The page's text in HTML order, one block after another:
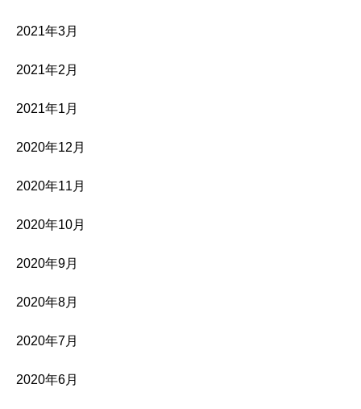
2021年3月
2021年2月
2021年1月
2020年12月
2020年11月
2020年10月
2020年9月
2020年8月
2020年7月
2020年6月